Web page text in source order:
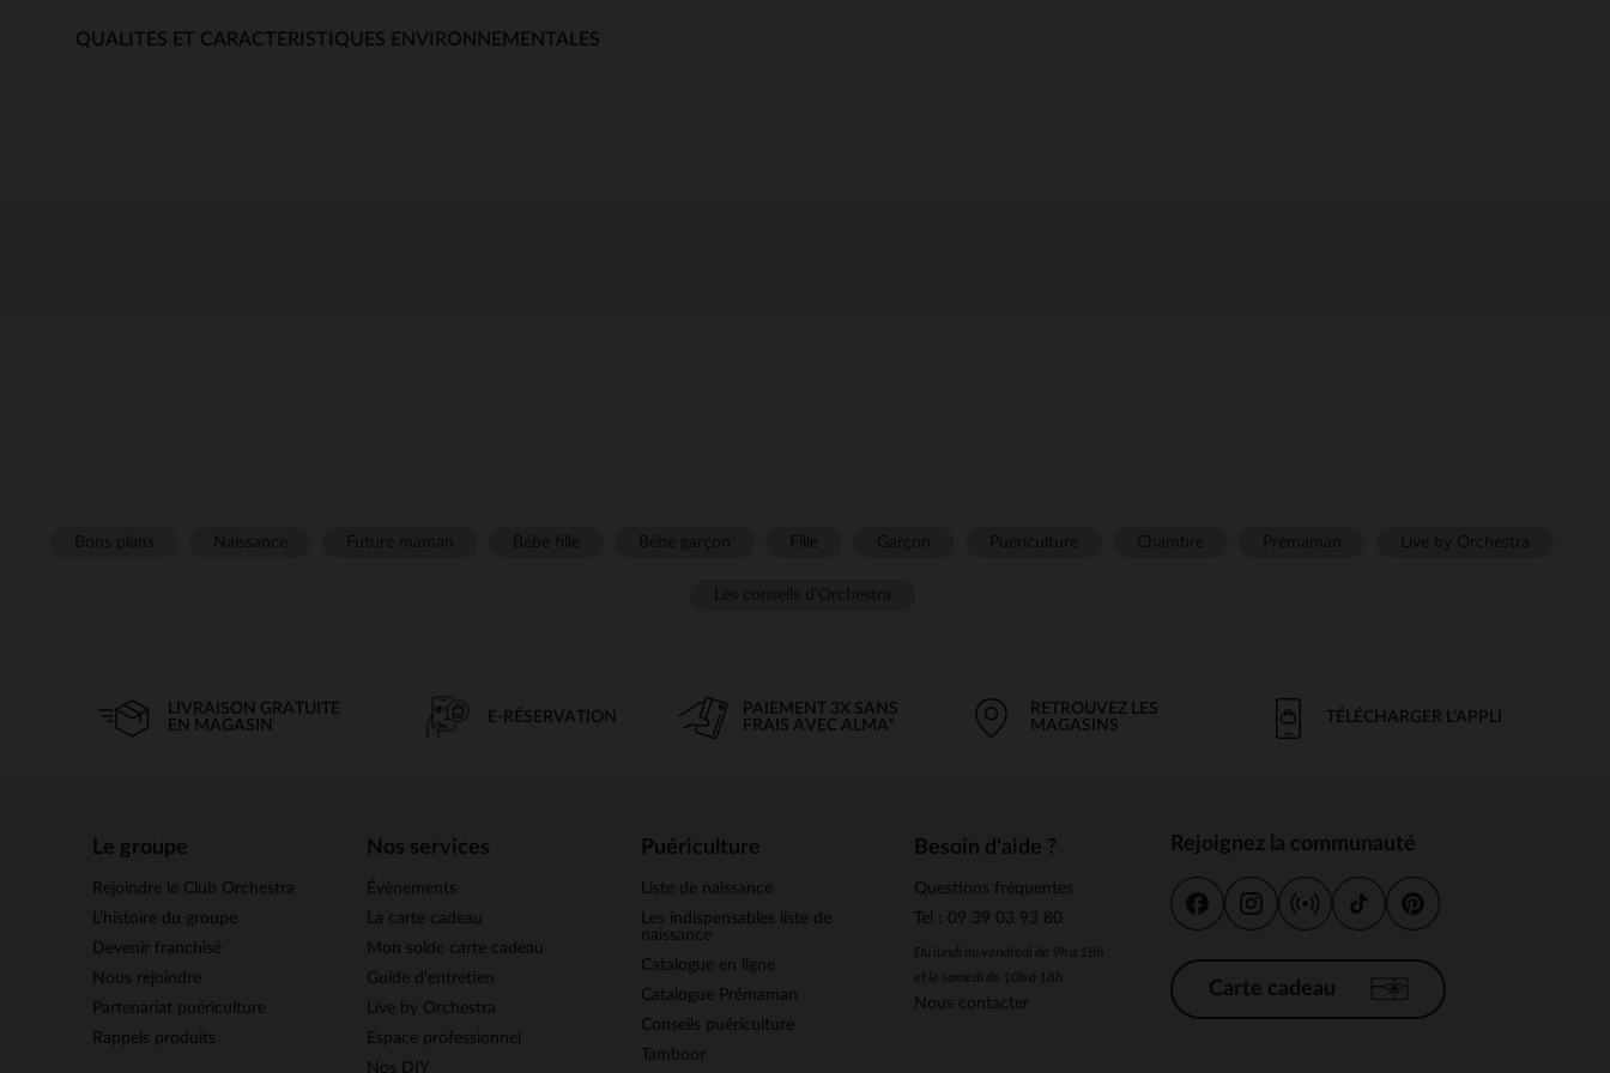
QUALITES ET CARACTERISTIQUES ENVIRONNEMENTALES
LIVRAISON GRATUITE
EN MAGASIN
E-RÉSERVATION
PAIEMENT 3X SANS
FRAIS AVEC ALMA*
RETROUVEZ LES
MAGASINS
TÉLÉCHARGER L'APPLI
Le groupe
Rejoindre le Club Orchestra
L’histoire du groupe
Devenir franchisé
Nous rejoindre
Partenariat puériculture
Rappels produits
Nos services
Évènements
La carte cadeau
Mon solde carte cadeau
Guide d'entretien
Live by Orchestra
Espace professionnel
Nos DIY
Puériculture
Liste de naissance
Les indispensables liste de
naissance
Catalogue en ligne
Catalogue Prémaman
Conseils puériculture
Tamboor
Besoin d'aide ?
Questions fréquentes
Tel : 09 39 03 93 80
Du lundi au vendredi de 9h à 18h
et le samedi de 10h à 18h
Nous contacter
Rejoignez la communauté
Carte cadeau